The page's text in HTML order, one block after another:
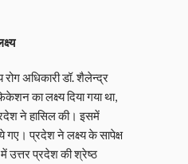
अधिकारी डॉ. शैलेन्द्र
का लक्ष्य दिया गया था,
ने हासिल की। इसमें
गए। प्रदेश ने लक्ष्य के सापेक्ष
उत्तर प्रदेश की श्रेष्ठ